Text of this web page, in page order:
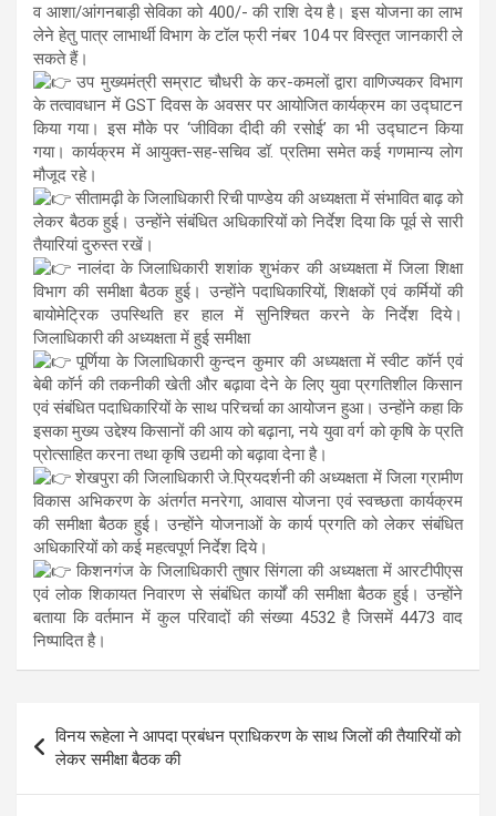
व आशा/आंगनबाड़ी सेविका को 400/- की राशि देय है। इस योजना का लाभ
लेने हेतु पात्र लाभार्थी विभाग के टॉल फ्री नंबर 104 पर विस्तृत जानकारी ले
सकते हैं।
उप मुख्यमंत्री सम्राट चौधरी के कर-कमलों द्वारा वाणिज्यकर विभाग
के तत्वावधान में GST दिवस के अवसर पर आयोजित कार्यक्रम का उद्घाटन
किया गया। इस मौके पर ‘जीविका दीदी की रसोई’ का भी उद्घाटन किया
गया। कार्यक्रम में आयुक्त-सह-सचिव डॉ. प्रतिमा समेत कई गणमान्य लोग
मौजूद रहे।
सीतामढ़ी के जिलाधिकारी रिची पाण्डेय की अध्यक्षता में संभावित बाढ़ को
लेकर बैठक हुई। उन्होंने संबंधित अधिकारियों को निर्देश दिया कि पूर्व से सारी
तैयारियां दुरुस्त रखें।
नालंदा के जिलाधिकारी शशांक शुभंकर की अध्यक्षता में जिला शिक्षा
विभाग की समीक्षा बैठक हुई। उन्होंने पदाधिकारियों, शिक्षकों एवं कर्मियों की
बायोमेट्रिक उपस्थिति हर हाल में सुनिश्चित करने के निर्देश दिये।
जिलाधिकारी की अध्यक्षता में हुई समीक्षा
पूर्णिया के जिलाधिकारी कुन्दन कुमार की अध्यक्षता में स्वीट कॉर्न एवं
बेबी कॉर्न की तकनीकी खेती और बढ़ावा देने के लिए युवा प्रगतिशील किसान
एवं संबंधित पदाधिकारियों के साथ परिचर्चा का आयोजन हुआ। उन्होंने कहा कि
इसका मुख्य उद्देश्य किसानों की आय को बढ़ाना, नये युवा वर्ग को कृषि के प्रति
प्रोत्साहित करना तथा कृषि उद्यमी को बढ़ावा देना है।
शेखपुरा की जिलाधिकारी जे.प्रियदर्शनी की अध्यक्षता में जिला ग्रामीण
विकास अभिकरण के अंतर्गत मनरेगा, आवास योजना एवं स्वच्छता कार्यक्रम
की समीक्षा बैठक हुई। उन्होंने योजनाओं के कार्य प्रगति को लेकर संबंधित
अधिकारियों को कई महत्वपूर्ण निर्देश दिये।
किशनगंज के जिलाधिकारी तुषार सिंगला की अध्यक्षता में आरटीपीएस
एवं लोक शिकायत निवारण से संबंधित कार्यों की समीक्षा बैठक हुई। उन्होंने
बताया कि वर्तमान में कुल परिवादों की संख्या 4532 है जिसमें 4473 वाद
निष्पादित है।
navigation
विनय रूहेला ने आपदा प्रबंधन प्राधिकरण के साथ जिलों की तैयारियों को
लेकर समीक्षा बैठक की